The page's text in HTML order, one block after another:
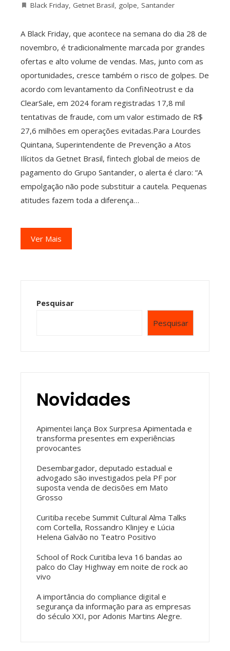
Black Friday, Getnet Brasil, golpe, Santander
A Black Friday, que acontece na semana do dia 28 de
novembro, é tradicionalmente marcada por grandes
ofertas e alto volume de vendas. Mas, junto com as
oportunidades, cresce também o risco de golpes. De
acordo com levantamento da ConfiNeotrust e da
ClearSale, em 2024 foram registradas 17,8 mil
tentativas de fraude, com um valor estimado de R$
27,6 milhões em operações evitadas.Para Lourdes
Quintana, Superintendente de Prevenção a Atos
Ilícitos da Getnet Brasil, fintech global de meios de
pagamento do Grupo Santander, o alerta é claro: “A
empolgação não pode substituir a cautela. Pequenas
atitudes fazem toda a diferença…
Ver Mais
Pesquisar
Pesquisar
Novidades
Apimentei lança Box Surpresa Apimentada e
transforma presentes em experiências
provocantes
Desembargador, deputado estadual e
advogado são investigados pela PF por
suposta venda de decisões em Mato
Grosso
Curitiba recebe Summit Cultural Alma Talks
com Cortella, Rossandro Klinjey e Lúcia
Helena Galvão no Teatro Positivo
School of Rock Curitiba leva 16 bandas ao
palco do Clay Highway em noite de rock ao
vivo
A importância do compliance digital e
segurança da informação para as empresas
do século XXI, por Adonis Martins Alegre.